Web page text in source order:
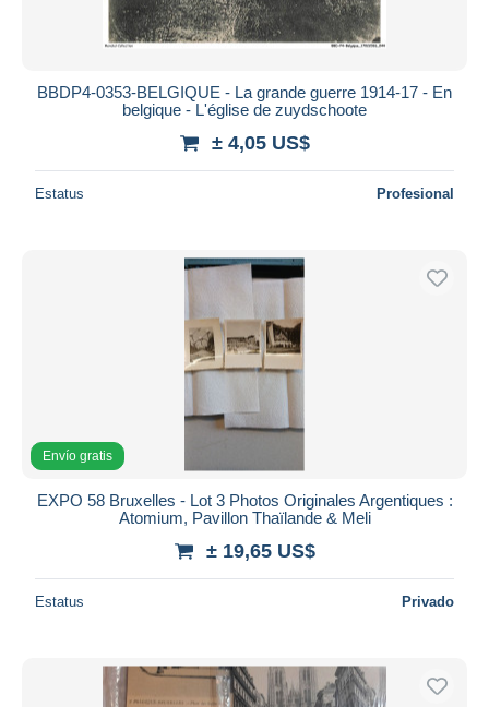
BBDP4-0353-BELGIQUE - La grande guerre 1914-17 - En
belgique - L'église de zuydschoote
± 4,05 US$
Estatus Profesional
Envío gratis
EXPO 58 Bruxelles - Lot 3 Photos Originales Argentiques :
Atomium, Pavillon Thaïlande & Meli
± 19,65 US$
Estatus Privado